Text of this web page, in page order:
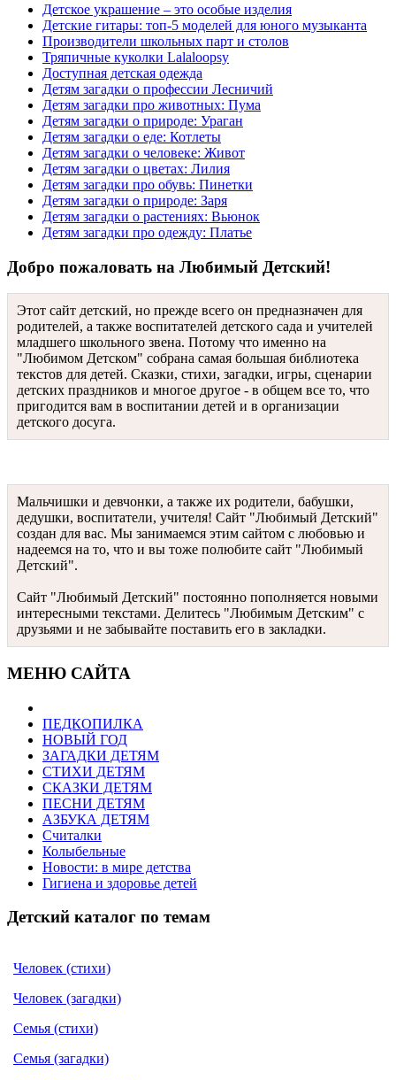
Детское украшение – это особые изделия
Детские гитары: топ-5 моделей для юного музыканта
Производители школьных парт и столов
Тряпичные куколки Lalaloopsy
Доступная детская одежда
Детям загадки о профессии Лесничий
Детям загадки про животных: Пума
Детям загадки о природе: Ураган
Детям загадки о еде: Котлеты
Детям загадки о человеке: Живот
Детям загадки о цветах: Лилия
Детям загадки про обувь: Пинетки
Детям загадки о природе: Заря
Детям загадки о растениях: Вьюнок
Детям загадки про одежду: Платье
Добро пожаловать на Любимый Детский!
Этот сайт детский, но прежде всего он предназначен для
родителей, а также воспитателей детского сада и учителей
младшего школьного звена. Потому что именно на
"Любимом Детском" собрана самая большая библиотека
текстов для детей. Сказки, стихи, загадки, игры, сценарии
детских праздников и многое другое - в общем все то, что
пригодится вам в воспитании детей и в организации
детского досуга.
Мальчишки и девчонки, а также их родители, бабушки,
дедушки, воспитатели, учителя! Сайт "Любимый Детский"
создан для вас. Мы занимаемся этим сайтом с любовью и
надеемся на то, что и вы тоже полюбите сайт "Любимый
Детский".
Сайт "Любимый Детский" постоянно пополняется новыми
интересными текстами. Делитесь "Любимым Детским" с
друзьями и не забывайте поставить его в закладки.
МЕНЮ САЙТА
ПЕДКОПИЛКА
НОВЫЙ ГОД
ЗАГАДКИ ДЕТЯМ
СТИХИ ДЕТЯМ
СКАЗКИ ДЕТЯМ
ПЕСНИ ДЕТЯМ
АЗБУКА ДЕТЯМ
Считалки
Колыбельные
Новости: в мире детства
Гигиена и здоровье детей
Детский каталог по темам
Человек (стихи)
Человек (загадки)
Семья (стихи)
Семья (загадки)